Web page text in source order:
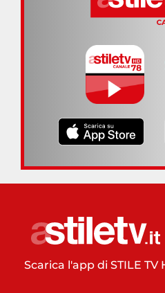
Scarica l'app di STILE TV